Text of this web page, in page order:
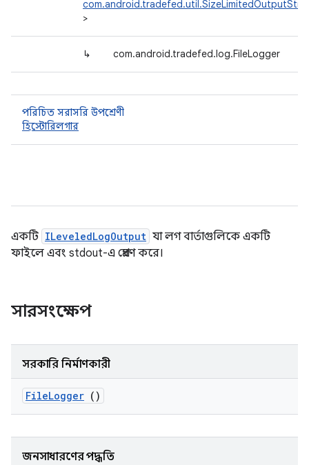
>
↳ com.android.tradefed.log.FileLogger
পরিচিত সরাসরি উপশ্রেণী
হিস্টোরিলগার
একটি ILeveledLogOutput যা লগ বার্তাগুলিকে একটি
ফাইলে এবং stdout-এ প্রেরণ করে।
সারসংক্ষেপ
সরকারি নির্মাণকারী
FileLogger ()
জনসাধারণের পদ্ধতি